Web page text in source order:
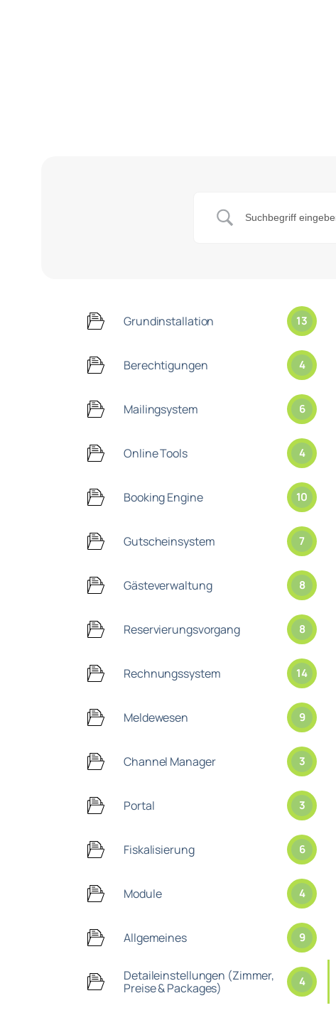
Grundinstallation 13
Berechtigungen 4
Mailingsystem 6
Online Tools 4
Booking Engine 10
Gutscheinsystem 7
Gästeverwaltung 8
Reservierungsvorgang 8
Rechnungssystem 14
Meldewesen 9
Channel Manager 3
Portal 3
Fiskalisierung 6
Module 4
Allgemeines 9
Detaileinstellungen (Zimmer,
Preise & Packages)
4